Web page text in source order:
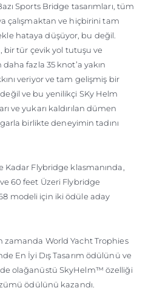
Sports Bridge tasarımları, tüm
çalışmaktan ve hiçbirini tam
hataya düşüyor, bu değil.
bir tür çevik yol tutuşu ve
daha fazla 35 knot’a yakın
veriyor ve tam gelişmiş bir
ve bu yenilikçi SKy Helm
ve yukarı kaldırılan dümen
birlikte deneyimin tadını
Kadar Flybridge klasmanında,
60 feet Üzeri Flybridge
modeli için iki ödüle aday
zamanda World Yacht Trophies
En İyi Dış Tasarım ödülünü ve
olağanüstü SkyHelm™ özelliği
ödülünü kazandı.